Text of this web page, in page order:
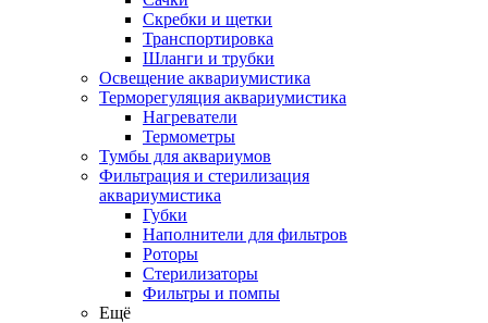
Скребки и щетки
Транспортировка
Шланги и трубки
Освещение аквариумистика
Терморегуляция аквариумистика
Нагреватели
Термометры
Тумбы для аквариумов
Фильтрация и стерилизация
аквариумистика
Губки
Наполнители для фильтров
Роторы
Стерилизаторы
Фильтры и помпы
Ещё